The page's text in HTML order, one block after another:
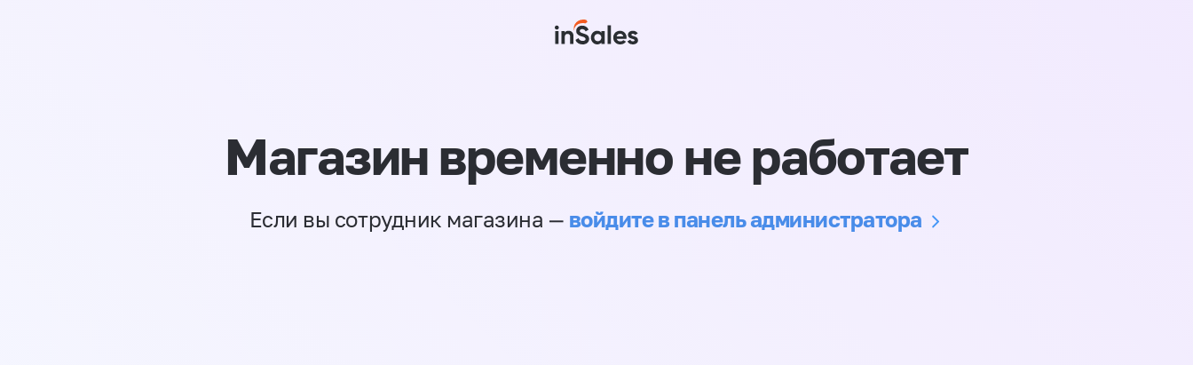
Магазин временно не работает
Если вы сотрудник магазина — войдите в панель администратора